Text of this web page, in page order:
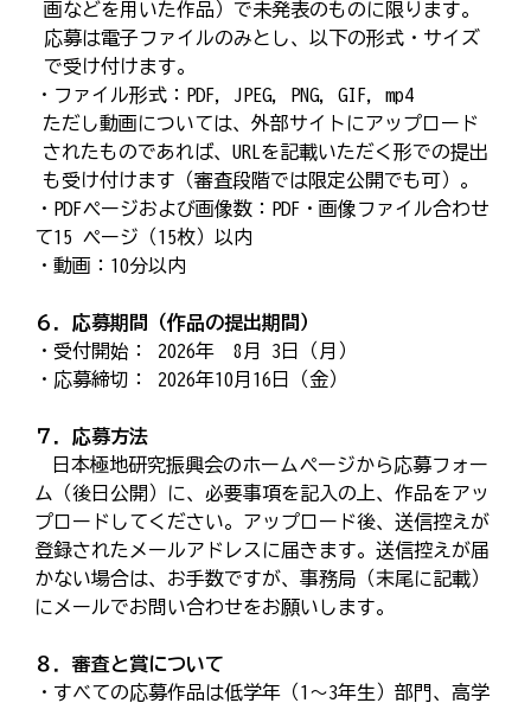
画などを用いた作品）で未発表のものに限ります。
応募は電子ファイルのみとし、以下の形式・サイズ
で受け付けます。
・ファイル形式：PDF, JPEG, PNG, GIF, mp4
ただし動画については、外部サイトにアップロード
されたものであれば、URLを記載いただく形での提出
も受け付けます（審査段階では限定公開でも可）。
・PDFページおよび画像数：PDF・画像ファイル合わせ
て15 ページ（15枚）以内
・動画：10分以内
６．応募期間（作品の提出期間）
・受付開始： 2026年 8月 3日（月）
・応募締切： 2026年10月16日（金）
７．応募方法
日本極地研究振興会のホームページから応募フォー
ム（後日公開）に、必要事項を記入の上、作品をアッ
プロードしてください。アップロード後、送信控えが
登録されたメールアドレスに届きます。送信控えが届
かない場合は、お手数ですが、事務局（末尾に記載）
にメールでお問い合わせをお願いします。
８．審査と賞について
・すべての応募作品は低学年（1〜3年生）部門、高学